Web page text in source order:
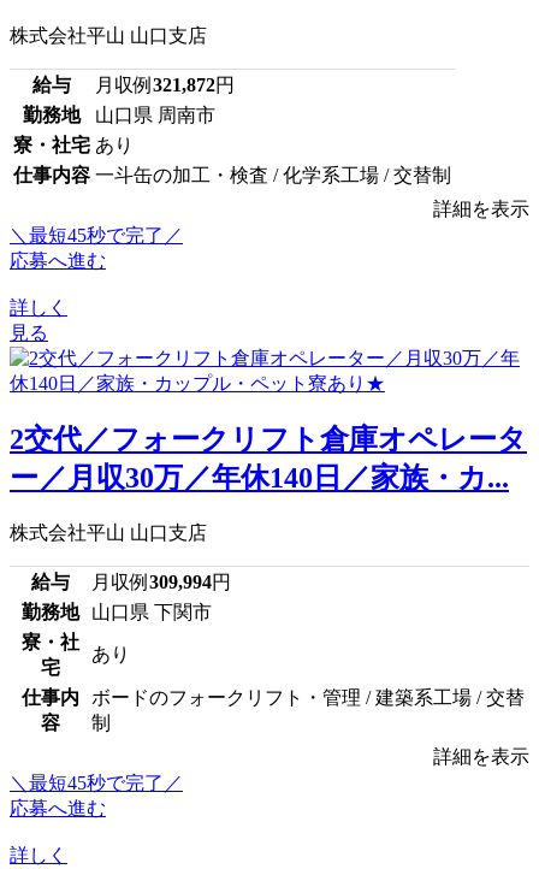
株式会社平山 山口支店
給与 月収例 321,872円
勤務地
山口県 周南市
寮・社宅 あり
仕事内容 一斗缶の加工・検査 / 化学系工場 / 交替制
詳細を表示
＼最短45秒で完了／
応募へ進む
詳しく
見る
2交代／フォークリフト倉庫オペレータ
ー／月収30万／年休140日／家族・カ...
株式会社平山 山口支店
給与 月収例 309,994円
勤務地
山口県 下関市
寮・社
宅
あり
仕事内
容
ボードのフォークリフト・管理 / 建築系工場 / 交替
制
詳細を表示
＼最短45秒で完了／
応募へ進む
詳しく